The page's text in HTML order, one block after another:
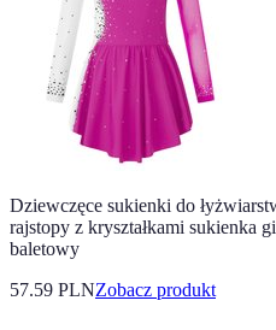
Dziewczęce sukienki do
rajstopy z kryształkami sukienka
baletowy
57.59 PLNZobacz produkt